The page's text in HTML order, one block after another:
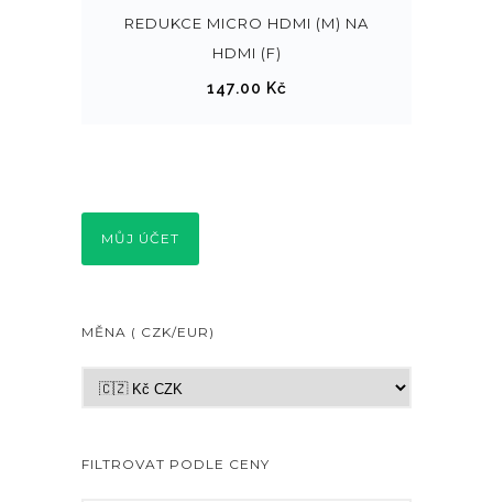
REDUKCE MICRO HDMI (M) NA
HDMI (F)
147.00 Kč
MŮJ ÚČET
MĚNA ( CZK/EUR)
FILTROVAT PODLE CENY